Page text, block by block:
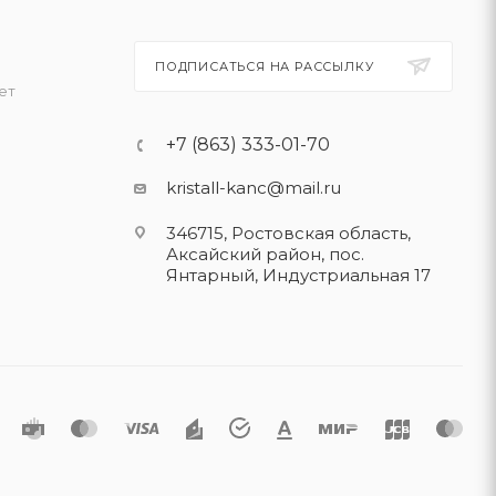
ПОДПИСАТЬСЯ НА РАССЫЛКУ
+7 (863) 333-01-70
kristall-kanc@mail.ru
346715, Ростовская область​,
Аксайский район, пос.
Янтарный, Индустриальная 17